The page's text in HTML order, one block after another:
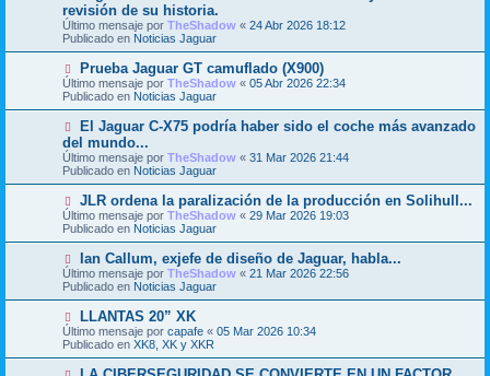
e
e
n
s
a
e
e
v
o
m
n
s
a
e
revisión de su historia.
Último mensaje por TheShadow « 24 Abr 2026 18:12
Publicado en Noticias Jaguar
N
u
e
v
o
m
e
n
s
a
e
Prueba Jaguar GT camuflado (X900)
Último mensaje por TheShadow « 05 Abr 2026 22:34
Publicado en Noticias Jaguar
N
u
e
v
o
m
e
n
s
a
e
El Jaguar C-X75 podría haber sido el coche más avanzado
del mundo...
Último mensaje por TheShadow « 31 Mar 2026 21:44
Publicado en Noticias Jaguar
N
u
e
v
o
m
e
n
s
j
e
JLR ordena la paralización de la producción en Solihull...
Último mensaje por TheShadow « 29 Mar 2026 19:03
Publicado en Noticias Jaguar
N
u
e
v
o
m
e
n
s
Ian Callum, exjefe de diseño de Jaguar, habla...
Último mensaje por TheShadow « 21 Mar 2026 22:56
Publicado en Noticias Jaguar
N
u
e
v
o
LLANTAS 20” XK
Último mensaje por capafe « 05 Mar 2026 10:34
Publicado en XK8, XK y XKR
N